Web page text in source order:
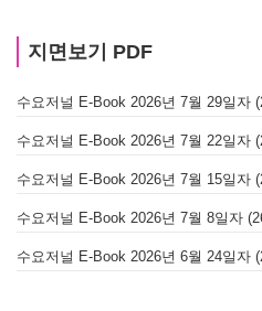
지면보기 PDF
수요저널 E-Book 2026년 7월 29일자
수요저널 E-Book 2026년 7월 22일자
수요저널 E-Book 2026년 7월 15일자
수요저널 E-Book 2026년 7월 8일자
수요저널 E-Book 2026년 6월 24일자